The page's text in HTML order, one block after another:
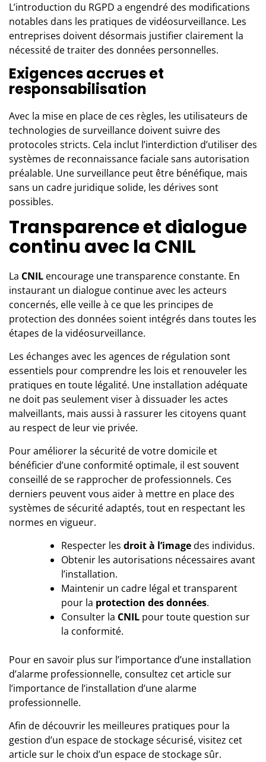
L’introduction du RGPD a engendré des modifications
notables dans les pratiques de vidéosurveillance. Les
entreprises doivent désormais justifier clairement la
nécessité de traiter des données personnelles.
Exigences accrues et
responsabilisation
Avec la mise en place de ces règles, les utilisateurs de
technologies de surveillance doivent suivre des
protocoles stricts. Cela inclut l’interdiction d’utiliser des
systèmes de reconnaissance faciale sans autorisation
préalable. Une surveillance peut être bénéfique, mais
sans un cadre juridique solide, les dérives sont
possibles.
Transparence et dialogue
continu avec la CNIL
La CNIL encourage une transparence constante. En
instaurant un dialogue continue avec les acteurs
concernés, elle veille à ce que les principes de
protection des données soient intégrés dans toutes les
étapes de la vidéosurveillance.
Les échanges avec les agences de régulation sont
essentiels pour comprendre les lois et renouveler les
pratiques en toute légalité. Une installation adéquate
ne doit pas seulement viser à dissuader les actes
malveillants, mais aussi à rassurer les citoyens quant
au respect de leur vie privée.
Pour améliorer la sécurité de votre domicile et
bénéficier d’une conformité optimale, il est souvent
conseillé de se rapprocher de professionnels. Ces
derniers peuvent vous aider à mettre en place des
systèmes de sécurité adaptés, tout en respectant les
normes en vigueur.
Respecter les droit à l’imagedes individus.
Obtenir les autorisations nécessaires avant
l’installation.
Maintenir un cadre légal et transparent
pour la protection des données.
Consulter la CNIL pour toute question sur
la conformité.
Pour en savoir plus sur l’importance d’une installation
d’alarme professionnelle, consultez cet article sur
l’importance de l’installation d’une alarme
professionnelle.
Afin de découvrir les meilleures pratiques pour la
gestion d’un espace de stockage sécurisé, visitez cet
article sur le choix d’un espace de stockage sûr.